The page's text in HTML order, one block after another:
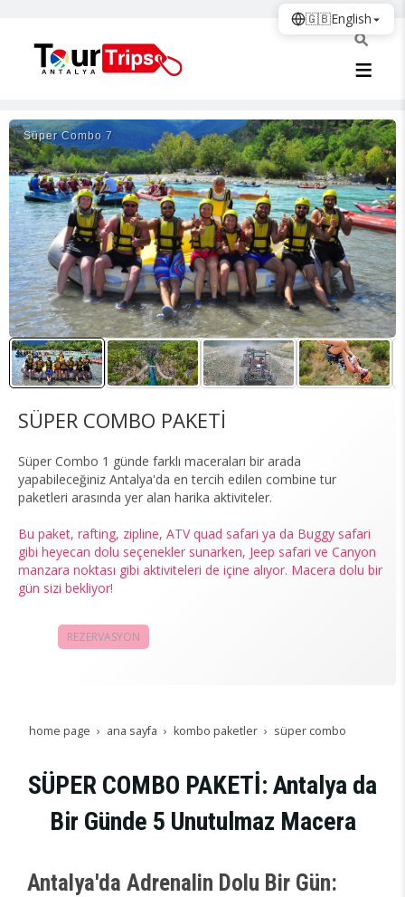
Süper Combo 7
SÜPER COMBO PAKETİ
Süper Combo 1 günde farklı maceraları bir arada
yapabileceğiniz Antalya'da en tercih edilen combine tur
paketleri arasında yer alan harika aktiviteler.
Bu paket, rafting, zipline, ATV quad safari ya da Buggy safari
gibi heyecan dolu seçenekler sunarken, Jeep safari ve Canyon
manzara noktası gibi aktiviteleri de içine alıyor. Macera dolu bir
gün sizi bekliyor!
REZERVASYON KAMPANYALAR
home page ana sayfa kombo paketler süper combo
SÜPER COMBO PAKETİ: Antalya da
Bir Günde 5 Unutulmaz Macera
Antalya'da Adrenalin Dolu Bir Gün:
🇬🇧English